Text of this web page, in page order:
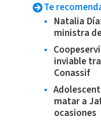
Te
Natalia
ministra
inviable
Conassif
matar a
ocasiones